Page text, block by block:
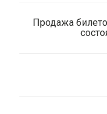
Продажа